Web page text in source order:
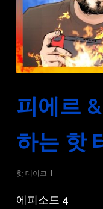
피에르
하는 핫
핫 테이크
에피소드 4